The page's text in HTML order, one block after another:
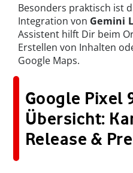
Besonders praktisch ist
Integration von Gemini
Assistent hilft Dir beim
Erstellen von Inhalten
Google Maps.
Google Pixel
Übersicht:
Release &